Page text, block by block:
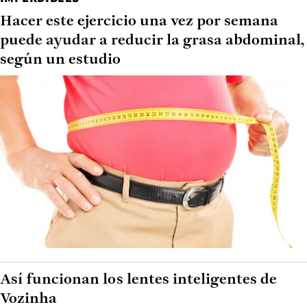
Hacer este ejercicio una vez por semana
puede ayudar a reducir la grasa abdominal,
según un estudio
Así funcionan los lentes inteligentes de
Vozinha